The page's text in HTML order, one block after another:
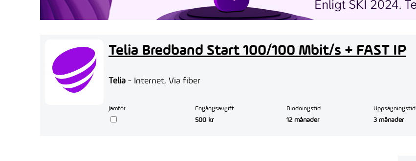
Telia Bredband Start 100/100 Mbit/s + FAST IP
Telia - Internet, Via fiber
Jämför Engångsavgift
500 kr
Bindningstid
12 månader
Uppsägningstid
3 månader